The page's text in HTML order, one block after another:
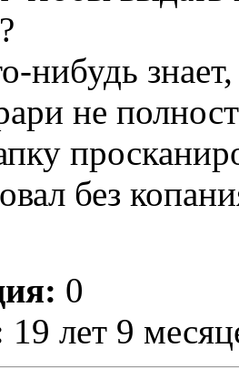
нибудь
не
без
0
19 лет 9